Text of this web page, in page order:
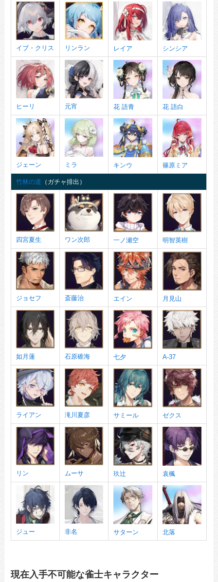
イブ・クリス リンラン レイア シンシア
ヒーリ 元宵 花 語青 花 語白
ジェーン ミラ キンウ 篠原ミア
竹林の道 （ガチャ排出）
四宮夏生 ワン次郎 一ノ瀬空 明智英樹
ジョセフ 斎藤治 エイン 月見山
如月蓮 石原碓海 七夕 A-37
ライアン 滝川夏彦 サミール ゼクス
リン ムーサ 玖辻 袁楓
ジュー 非名 サターン 北落
現在入手不可能な雀士キャラクター